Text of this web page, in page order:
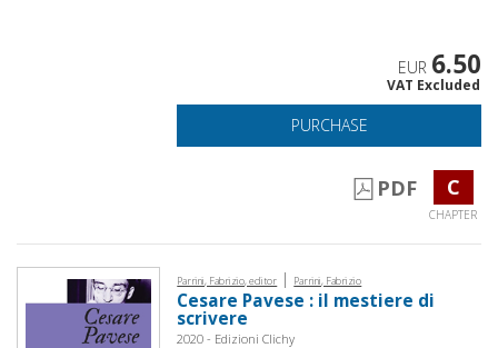
EUR 6.50
VAT Excluded
PURCHASE
PDF C
CHAPTER
Parrini, Fabrizio, editor | Parrini, Fabrizio
Cesare Pavese : il mestiere di
scrivere
2020 - Edizioni Clichy